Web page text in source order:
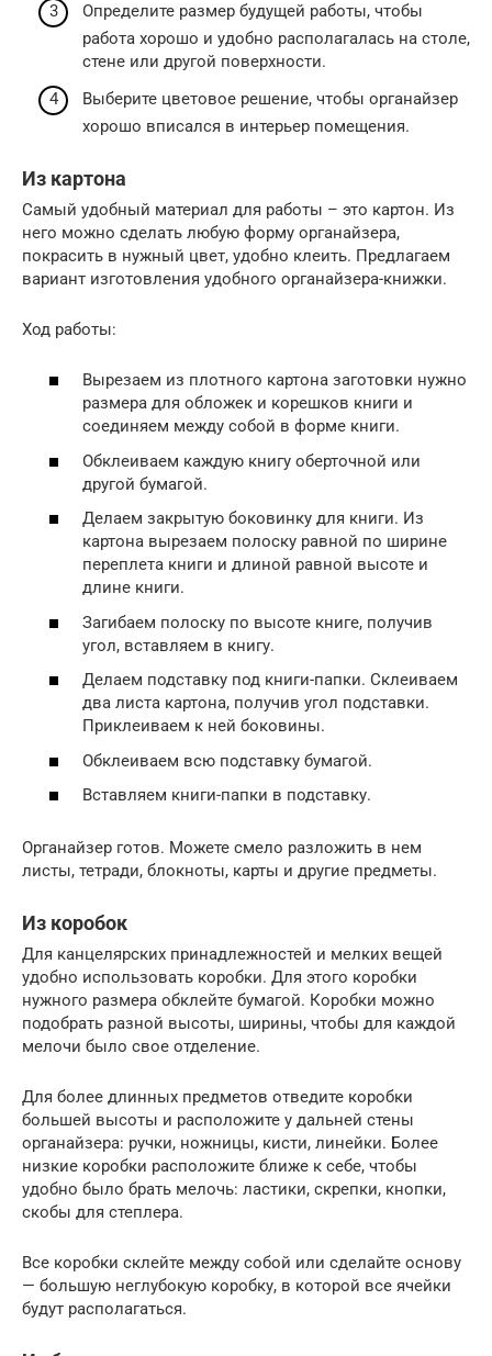
Определите размер будущей работы, чтобы
работа хорошо и удобно располагалась на столе,
стене или другой поверхности.
Выберите цветовое решение, чтобы органайзер
хорошо вписался в интерьер помещения.
Из картона
Самый удобный материал для работы – это картон. Из
него можно сделать любую форму органайзера,
покрасить в нужный цвет, удобно клеить. Предлагаем
вариант изготовления удобного органайзера-книжки.
Ход работы:
Вырезаем из плотного картона заготовки нужно
размера для обложек и корешков книги и
соединяем между собой в форме книги.
Обклеиваем каждую книгу оберточной или
другой бумагой.
Делаем закрытую боковинку для книги. Из
картона вырезаем полоску равной по ширине
переплета книги и длиной равной высоте и
длине книги.
Загибаем полоску по высоте книге, получив
угол, вставляем в книгу.
Делаем подставку под книги-папки. Склеиваем
два листа картона, получив угол подставки.
Приклеиваем к ней боковины.
Обклеиваем всю подставку бумагой.
Вставляем книги-папки в подставку.
Органайзер готов. Можете смело разложить в нем
листы, тетради, блокноты, карты и другие предметы.
Из коробок
Для канцелярских принадлежностей и мелких вещей
удобно использовать коробки. Для этого коробки
нужного размера обклейте бумагой. Коробки можно
подобрать разной высоты, ширины, чтобы для каждой
мелочи было свое отделение.
Для более длинных предметов отведите коробки
большей высоты и расположите у дальней стены
органайзера: ручки, ножницы, кисти, линейки. Более
низкие коробки расположите ближе к себе, чтобы
удобно было брать мелочь: ластики, скрепки, кнопки,
скобы для степлера.
Все коробки склейте между собой или сделайте основу
— большую неглубокую коробку, в которой все ячейки
будут располагаться.